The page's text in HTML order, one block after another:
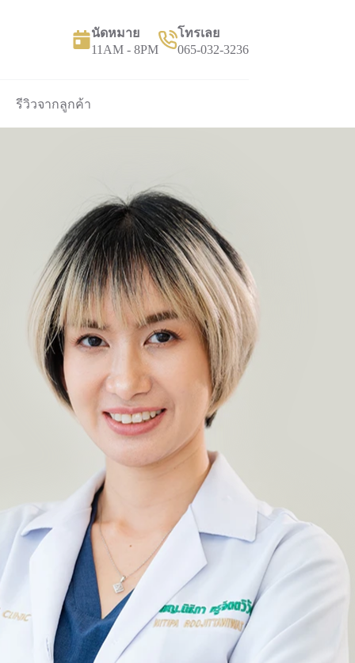
นัดหมาย
11AM - 8PM
โทรเลย
065-032-3236
รีวิวจากลูกค้า